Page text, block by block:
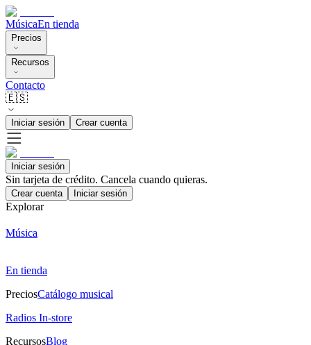
MúsicaEn tienda
Precios
Recursos
Contacto
🇪🇸
Iniciar sesión Crear cuenta
Iniciar sesión
Sin tarjeta de crédito. Cancela cuando quieras.
Crear cuenta Iniciar sesión
Explorar
Música
En tienda
PreciosCatálogo musical
Radios In-store
RecursosBlog